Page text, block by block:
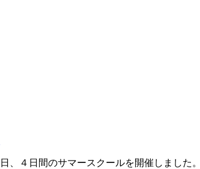
、４日間のサマースクールを開催しまし